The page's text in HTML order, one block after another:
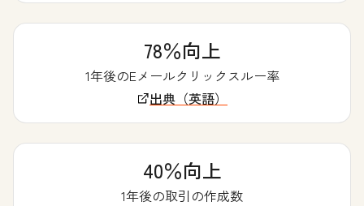
78％向上
1年後のEメールクリックスルー率
出典（英語）
40％向上
1年後の取引の作成数